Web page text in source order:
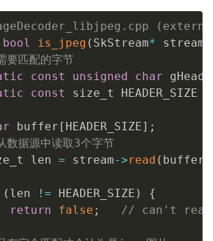
bool is_jpeg ( SkStream* stream
匹配的字节
const unsigned char
const size_t HEADER_SIZE
buffer [ HEADER_SIZE] ;
据源中读取3个字节
len
= stream->read ( buffer
( len != HEADER_SIZE )
{
return
false ;
// can't read